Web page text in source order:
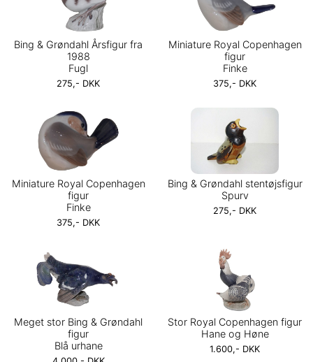
Bing & Grøndahl Årsfigur fra
1988
Fugl
275,- DKK
Miniature Royal Copenhagen
figur
Finke
375,- DKK
Miniature Royal Copenhagen
figur
Finke
375,- DKK
Bing & Grøndahl stentøjsfigur
Spurv
275,- DKK
Meget stor Bing & Grøndahl
figur
Blå urhane
Stor Royal Copenhagen figur
Hane og Høne
1.600,- DKK